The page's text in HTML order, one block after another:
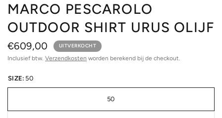
MARCO PESCAROLO
OUTDOOR SHIRT URUS OLIJF
€609,00 UITVERKOCHT
Inclusief btw. Verzendkosten worden berekend bij de checkout.
SIZE: 50
50